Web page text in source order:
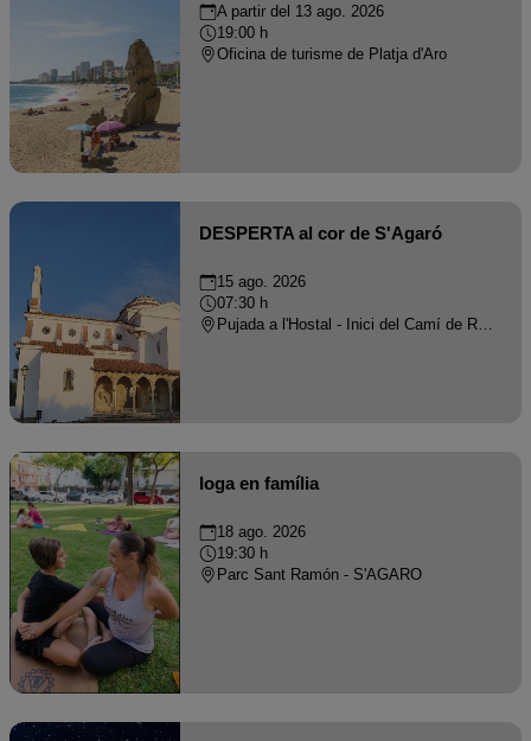
de Palol
A partir del 13 ago. 2026
19:00 h
Oficina de turisme de Platja d'Aro
DESPERTA al cor de S'Agaró
15 ago. 2026
07:30 h
Ioga en família
18 ago. 2026
19:30 h
Parc Sant Ramón - S'AGARO